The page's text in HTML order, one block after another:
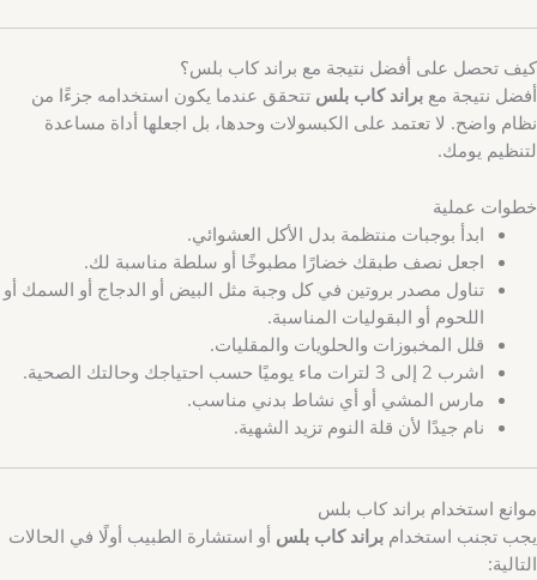
كيف تحصل على أفضل نتيجة مع براند كاب بلس؟
أفضل نتيجة مع براند كاب بلس تتحقق عندما يكون استخدامه جزءًا من
نظام واضح. لا تعتمد على الكبسولات وحدها، بل اجعلها أداة مساعدة
لتنظيم يومك.
خطوات عملية
ابدأ بوجبات منتظمة بدل الأكل العشوائي.
اجعل نصف طبقك خضارًا مطبوخًا أو سلطة مناسبة لك.
تناول مصدر بروتين في كل وجبة مثل البيض أو الدجاج أو السمك أو
اللحوم أو البقوليات المناسبة.
قلل المخبوزات والحلويات والمقليات.
اشرب 2 إلى 3 لترات ماء يوميًا حسب احتياجك وحالتك الصحية.
مارس المشي أو أي نشاط بدني مناسب.
نام جيدًا لأن قلة النوم تزيد الشهية.
موانع استخدام براند كاب بلس
يجب تجنب استخدام براند كاب بلس أو استشارة الطبيب أولًا في الحالات
التالية: